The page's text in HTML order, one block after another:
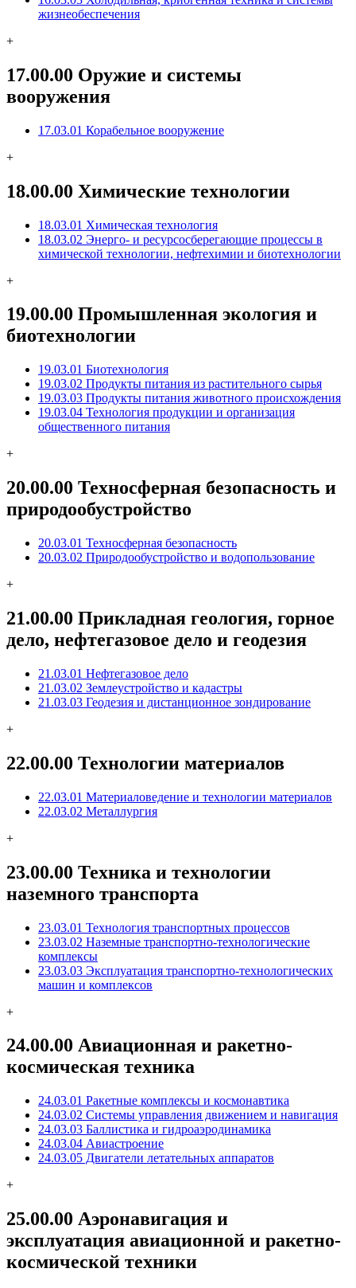
жизнеобеспечения
+
17.00.00 Оружие и системы
вооружения
17.03.01 Корабельное вооружение
+
18.00.00 Химические технологии
18.03.01 Химическая технология
18.03.02 Энерго- и ресурсосберегающие процессы в
химической технологии, нефтехимии и биотехнологии
+
19.00.00 Промышленная экология и
биотехнологии
19.03.01 Биотехнология
19.03.02 Продукты питания из растительного сырья
19.03.03 Продукты питания животного происхождения
19.03.04 Технология продукции и организация
общественного питания
+
20.00.00 Техносферная безопасность и
природообустройство
20.03.01 Техносферная безопасность
20.03.02 Природообустройство и водопользование
+
21.00.00 Прикладная геология, горное
дело, нефтегазовое дело и геодезия
21.03.01 Нефтегазовое дело
21.03.02 Землеустройство и кадастры
21.03.03 Геодезия и дистанционное зондирование
+
22.00.00 Технологии материалов
22.03.01 Материаловедение и технологии материалов
22.03.02 Металлургия
+
23.00.00 Техника и технологии
наземного транспорта
23.03.01 Технология транспортных процессов
23.03.02 Наземные транспортно-технологические
комплексы
23.03.03 Эксплуатация транспортно-технологических
машин и комплексов
+
24.00.00 Авиационная и ракетно-
космическая техника
24.03.01 Ракетные комплексы и космонавтика
24.03.02 Системы управления движением и навигация
24.03.03 Баллистика и гидроаэродинамика
24.03.04 Авиастроение
24.03.05 Двигатели летательных аппаратов
+
25.00.00 Аэронавигация и
эксплуатация авиационной и ракетно-
космической техники